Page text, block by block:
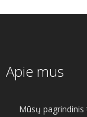
Apie mus
Mūsų